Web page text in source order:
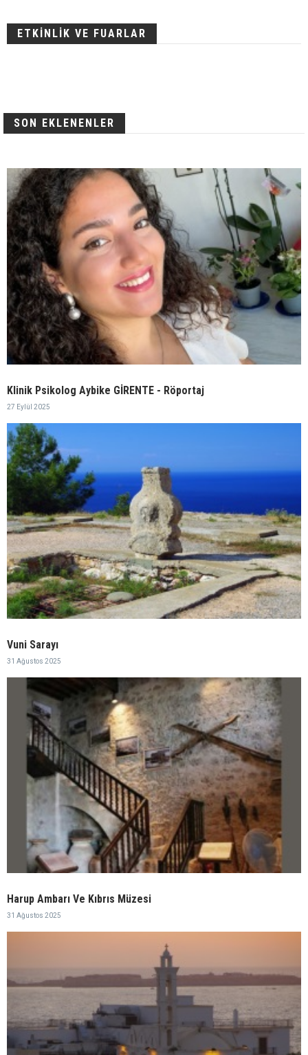
ETKİNLİK VE FUARLAR
SON EKLENENLER
Klinik Psikolog Aybike GİRENTE - Röportaj
27 Eylül 2025
Vuni Sarayı
31 Ağustos 2025
Harup Ambarı Ve Kıbrıs Müzesi
31 Ağustos 2025